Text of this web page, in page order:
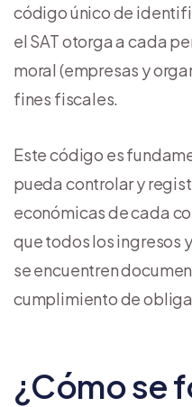
código único de
el SAT otorga a cada
moral (empresas y
fines fiscales.
Este código es
pueda controlar y
económicas de cada
que todos los ingresos
se encuentren
cumplimiento de
¿Cómo se